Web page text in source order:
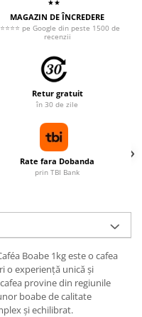
MAGAZIN DE ÎNCREDERE
pe Google din peste 1500 de
recenzii
Retur gratuit
în 30 de zile
Rate fara Dobanda
prin TBI Bank
Boabe 1kg este o cafea
o experiență unică și
provine din regiunile
boabe de calitate
și echilibrat.